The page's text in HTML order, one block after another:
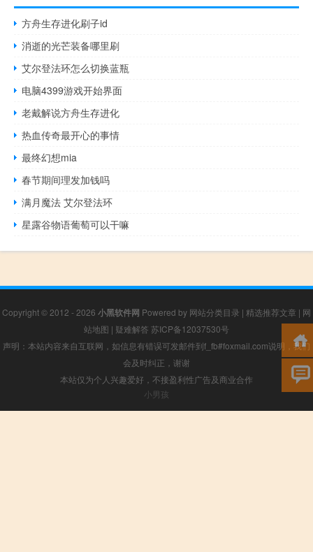
方舟生存进化刷子id
消逝的光芒装备哪里刷
艾尔登法环怎么切换蓝瓶
电脑4399游戏开始界面
老戴解说方舟生存进化
热血传奇最开心的事情
最终幻想mia
春节期间理发加钱吗
满月魔法 艾尔登法环
星露谷物语葡萄可以干嘛
Copyright © 2012 - 2026 小黑软件网 Powered by 网站分类目录 | 精选推荐文章 | 网
站地图 | 疑难解答 苏ICP备12037530号
声明：本站内容来自互联网，如信息有错误可发邮件到f_fb#foxmail.com说明，我们
会及时纠正，谢谢
本站仅为个人兴趣爱好，不接盈利性广告及商业合作
小男孩